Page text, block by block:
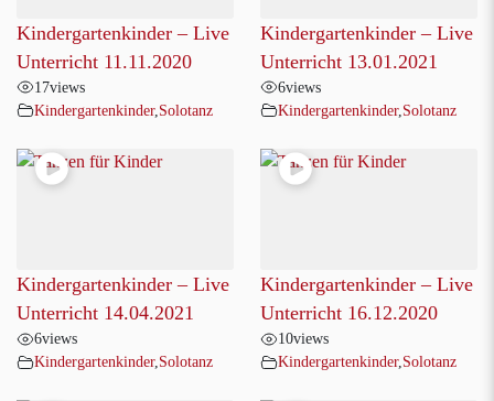
Kindergartenkinder – Live
Unterricht 11.11.2020
17views
Kindergartenkinder, Solotanz
Kindergartenkinder – Live
Unterricht 13.01.2021
6views
Kindergartenkinder, Solotanz
Kindergartenkinder – Live
Unterricht 14.04.2021
6views
Kindergartenkinder,Solotanz
Kindergartenkinder – Live
Unterricht 16.12.2020
10views
Kindergartenkinder,Solotanz